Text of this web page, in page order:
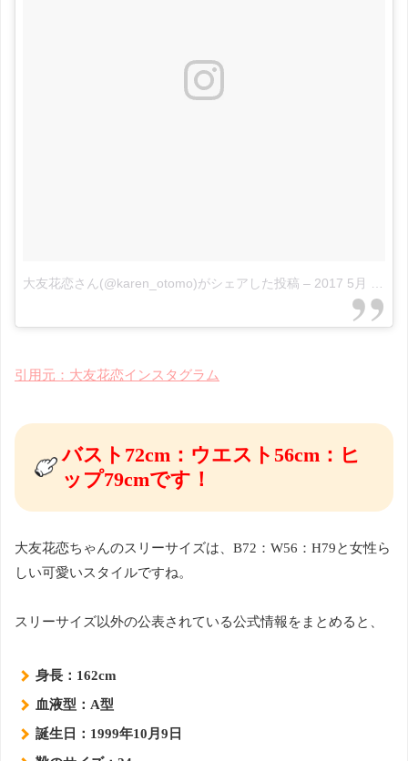
大友花恋さん(@karen_otomo)がシェアした投稿 – 2017 5月 19 4:41午前 PDT
引用元：大友花恋インスタグラム
バスト72cm：ウエスト56cm：ヒ
ップ79cmです！
大友花恋ちゃんのスリーサイズは、B72：W56：H79と女性ら
しい可愛いスタイルですね。
スリーサイズ以外の公表されている公式情報をまとめると、
身長：162cm
血液型：A型
誕生日：1999年10月9日